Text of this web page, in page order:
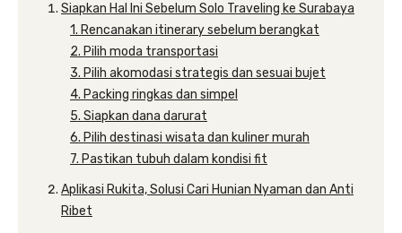
Siapkan Hal Ini Sebelum Solo Traveling ke Surabaya
1. Rencanakan itinerary sebelum berangkat
2. Pilih moda transportasi
3. Pilih akomodasi strategis dan sesuai bujet
4. Packing ringkas dan simpel
5. Siapkan dana darurat
6. Pilih destinasi wisata dan kuliner murah
7. Pastikan tubuh dalam kondisi fit
Aplikasi Rukita, Solusi Cari Hunian Nyaman dan Anti
Ribet